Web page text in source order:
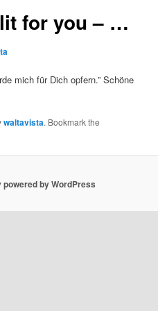
for you – …
mich für Dich opfern.” Schöne
waltavista. Bookmark the
powered by WordPress